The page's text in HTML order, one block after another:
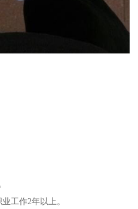
工作2年以上。